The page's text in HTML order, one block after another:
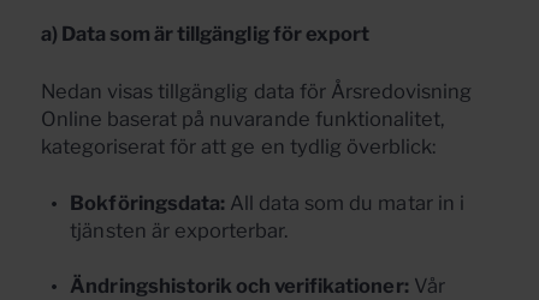
a) Data som är tillgänglig för export
Nedan visas tillgänglig data för Årsredovisning
Online baserat på nuvarande funktionalitet,
kategoriserat för att ge en tydlig överblick:
Bokföringsdata: All data som du matar in i
tjänsten är exporterbar.
Ändringshistorik och verifikationer: Vår